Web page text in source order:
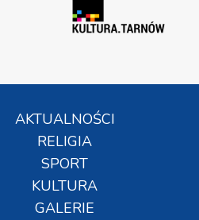
AKTUALNOŚCI
RELIGIA
SPORT
KULTURA
GALERIE